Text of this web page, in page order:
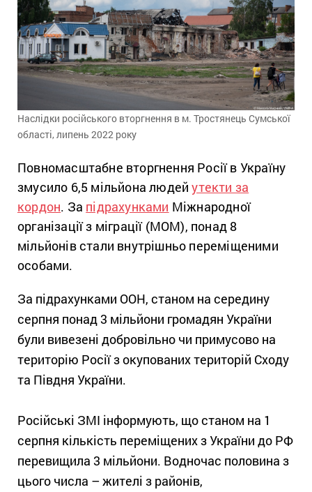
Наслідки російського вторгнення в м. Тростянець Сумської
області, липень 2022 року
Повномасштабне вторгнення Росії в Україну
змусило 6,5 мільйона людейутекти за
кордон. За підрахунками Міжнародної
організації з міграції (МОМ), понад 8
мільйонів стали внутрішньо переміщеними
особами.
За підрахунками ООН, станом на середину
серпня понад 3 мільйони громадян України
були вивезені добровільно чи примусово на
територію Росії з окупованих територій Сходу
та Півдня України.
Російські ЗМІ інформують, що станом на 1
серпня кількість переміщених з України до РФ
перевищила 3 мільйони. Водночас половина з
цього числа – жителі з районів,